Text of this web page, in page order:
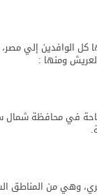
كل الوافدين إلي
ومنها :
في محافظة شمال
وهي من